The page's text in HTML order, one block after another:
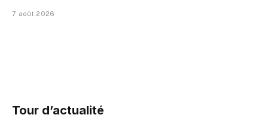
7 août 2026
Tour d’actualité